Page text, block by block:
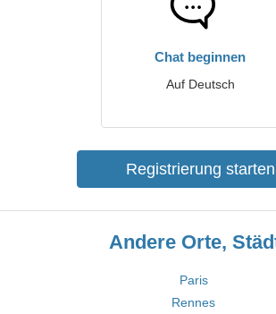
Chat beginnen
Auf Deutsch
Registrierung starten
Andere Orte,
Paris
Rennes